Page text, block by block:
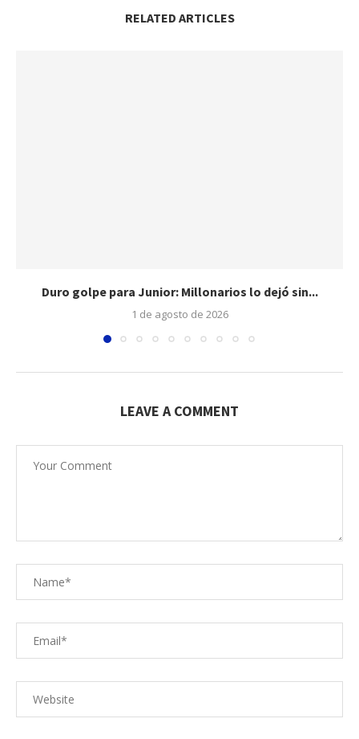
RELATED ARTICLES
Duro golpe para Junior: Millonarios lo dejó sin...
1 de agosto de 2026
LEAVE A COMMENT